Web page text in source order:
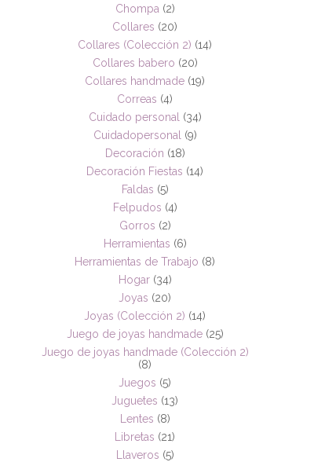
Chompa (2)
Collares (20)
Collares (Colección 2) (14)
Collares babero (20)
Collares handmade (19)
Correas (4)
Cuidado personal (34)
Cuidadopersonal (9)
Decoración (18)
Decoración Fiestas (14)
Faldas (5)
Felpudos (4)
Gorros (2)
Herramientas (6)
Herramientas de Trabajo (8)
Hogar (34)
Joyas (20)
Joyas (Colección 2) (14)
Juego de joyas handmade (25)
Juego de joyas handmade (Colección 2)
(8)
Juegos (5)
Juguetes (13)
Lentes (8)
Libretas (21)
Llaveros (5)